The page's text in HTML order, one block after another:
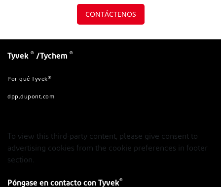
CONTÁCTENOS
Tyvek ® /Tychem ®
Por qué Tyvek®
dpp.dupont.com
To view this third-party content, please give consent to
advertising cookies from the cookie preferences in footer
section.
Póngase en contacto con Tyvek®